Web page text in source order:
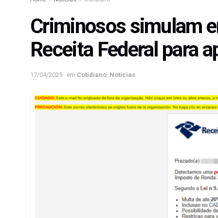
Criminosos simulam
Receita Federal para
17/04/2025 em Cotidiano Notícias